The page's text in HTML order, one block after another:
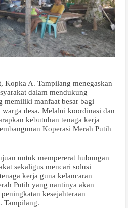
Kopka A. Tampilang menegaskan
dalam mendukung
memiliki manfaat besar bagi
desa. Melalui koordinasi dan
kebutuhan tenaga kerja
Koperasi Merah Putih
untuk mempererat hubungan
sekaligus mencari solusi
kerja guna kelancaran
Putih yang nantinya akan
kesejahteraan
Tampilang.